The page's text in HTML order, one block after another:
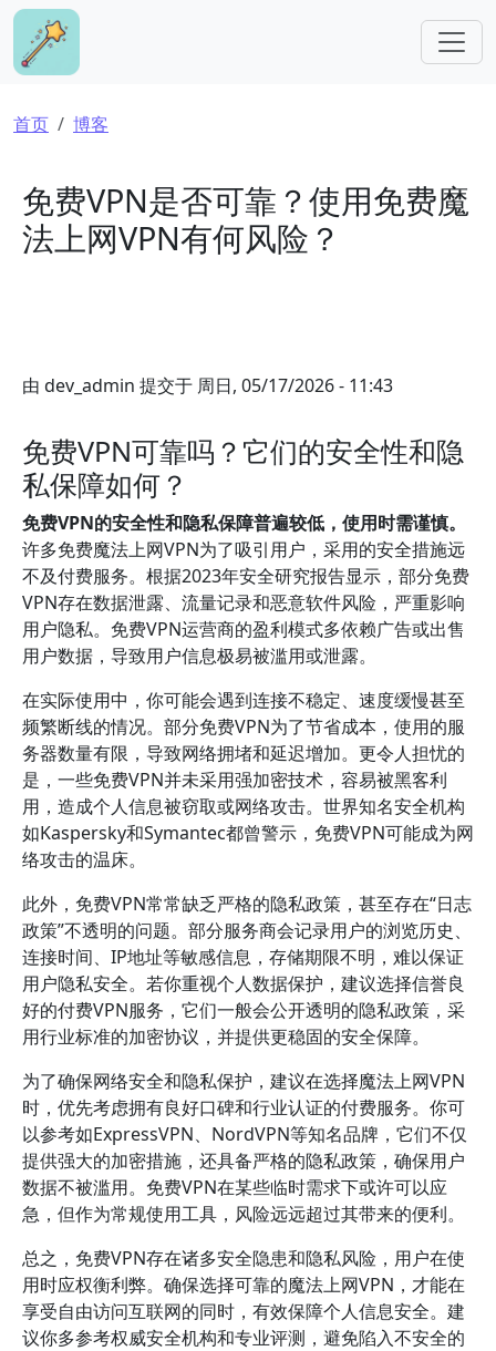
跳转到主要内容
面包屑
首页 博客
免费VPN是否可靠？使用免费魔
法上网VPN有何风险？
由 dev_admin 提交于 周日, 05/17/2026 - 11:43
免费VPN可靠吗？它们的安全性和隐
私保障如何？
免费VPN的安全性和隐私保障普遍较低，使用时需谨慎。
许多免费魔法上网VPN为了吸引用户，采用的安全措施远
不及付费服务。根据2023年安全研究报告显示，部分免费
VPN存在数据泄露、流量记录和恶意软件风险，严重影响
用户隐私。免费VPN运营商的盈利模式多依赖广告或出售
用户数据，导致用户信息极易被滥用或泄露。
在实际使用中，你可能会遇到连接不稳定、速度缓慢甚至
频繁断线的情况。部分免费VPN为了节省成本，使用的服
务器数量有限，导致网络拥堵和延迟增加。更令人担忧的
是，一些免费VPN并未采用强加密技术，容易被黑客利
用，造成个人信息被窃取或网络攻击。世界知名安全机构
如Kaspersky和Symantec都曾警示，免费VPN可能成为网
络攻击的温床。
此外，免费VPN常常缺乏严格的隐私政策，甚至存在“日志
政策”不透明的问题。部分服务商会记录用户的浏览历史、
连接时间、IP地址等敏感信息，存储期限不明，难以保证
用户隐私安全。若你重视个人数据保护，建议选择信誉良
好的付费VPN服务，它们一般会公开透明的隐私政策，采
用行业标准的加密协议，并提供更稳固的安全保障。
为了确保网络安全和隐私保护，建议在选择魔法上网VPN
时，优先考虑拥有良好口碑和行业认证的付费服务。你可
以参考如ExpressVPN、NordVPN等知名品牌，它们不仅
提供强大的加密措施，还具备严格的隐私政策，确保用户
数据不被滥用。免费VPN在某些临时需求下或许可以应
急，但作为常规使用工具，风险远远超过其带来的便利。
总之，免费VPN存在诸多安全隐患和隐私风险，用户在使
用时应权衡利弊。确保选择可靠的魔法上网VPN，才能在
享受自由访问互联网的同时，有效保障个人信息安全。建
议你多参考权威安全机构和专业评测，避免陷入不安全的